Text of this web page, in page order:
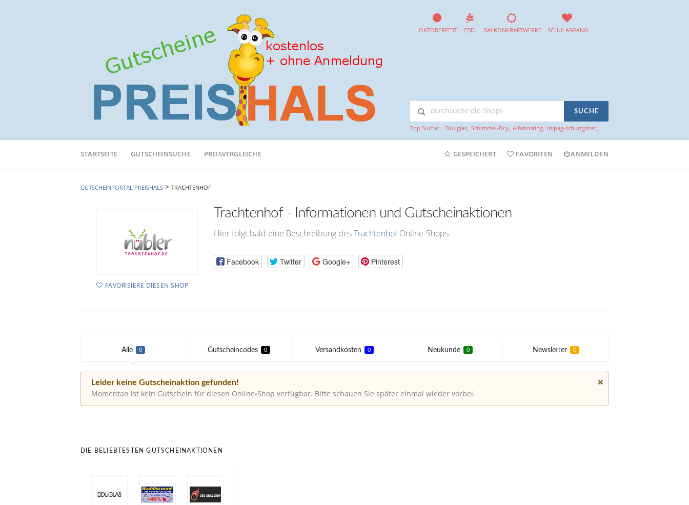
OKTOBERFEST CBD BALKONKRAFTWERKE SCHULANFANG
SUCHE
Top Suche: Douglas, Schimmel-Dry, Alfahosting, impag-schutzgitter,...
Online-
STARTSEITE GUTSCHEINSUCHE PREISVERGLEICHE GESPEICHERT FAVORITEN ANMELDEN
GUTSCHEINPORTAL PREISHALS > TRACHTENHOF
FAVORISIERE DIESEN SHOP
Trachtenhof - Informationen und Gutscheinaktionen
Hier folgt bald eine Beschreibung desTrachtenhofOnline-Shops.
Facebook Twitter Google+ Pinterest
Alle 0 Gutscheincodes 0 Versandkosten 0 Neukunde 0 Newsletter 0
Leider keine Gutscheinaktion gefunden!
Momentan ist kein Gutschein für diesen Online-Shop verfügbar. Bitte schauen Sie später einmal wieder vorbei.
DIE BELIEBTESTEN GUTSCHEINAKTIONEN